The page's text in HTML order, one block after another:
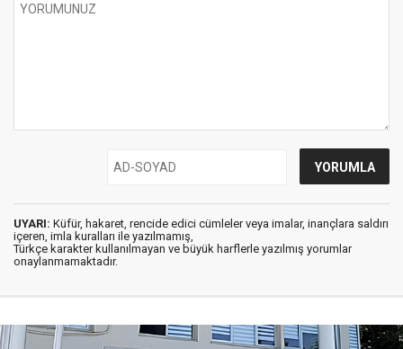
UYARI: Küfür, hakaret, rencide edici cümleler veya imalar, inançlara saldırı
içeren, imla kuralları ile yazılmamış,
Türkçe karakter kullanılmayan ve büyük harflerle yazılmış yorumlar
onaylanmamaktadır.